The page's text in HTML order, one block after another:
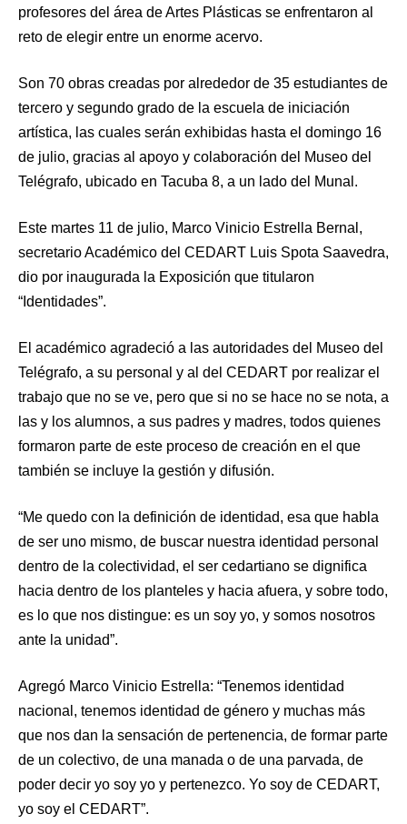
profesores del área de Artes Plásticas se enfrentaron al
reto de elegir entre un enorme acervo.
Son 70 obras creadas por alrededor de 35 estudiantes de
tercero y segundo grado de la escuela de iniciación
artística, las cuales serán exhibidas hasta el domingo 16
de julio, gracias al apoyo y colaboración del Museo del
Telégrafo, ubicado en Tacuba 8, a un lado del Munal.
Este martes 11 de julio, Marco Vinicio Estrella Bernal,
secretario Académico del CEDART Luis Spota Saavedra,
dio por inaugurada la Exposición que titularon
“Identidades”.
El académico agradeció a las autoridades del Museo del
Telégrafo, a su personal y al del CEDART por realizar el
trabajo que no se ve, pero que si no se hace no se nota, a
las y los alumnos, a sus padres y madres, todos quienes
formaron parte de este proceso de creación en el que
también se incluye la gestión y difusión.
“Me quedo con la definición de identidad, esa que habla
de ser uno mismo, de buscar nuestra identidad personal
dentro de la colectividad, el ser cedartiano se dignifica
hacia dentro de los planteles y hacia afuera, y sobre todo,
es lo que nos distingue: es un soy yo, y somos nosotros
ante la unidad”.
Agregó Marco Vinicio Estrella: “Tenemos identidad
nacional, tenemos identidad de género y muchas más
que nos dan la sensación de pertenencia, de formar parte
de un colectivo, de una manada o de una parvada, de
poder decir yo soy yo y pertenezco. Yo soy de CEDART,
yo soy el CEDART”.